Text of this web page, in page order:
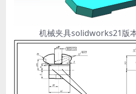
机械夹具solidworks21版